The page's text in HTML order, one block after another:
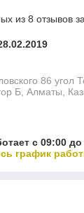
из 8 отзывов
86 угол
Б, Алматы,
с 09:00
график